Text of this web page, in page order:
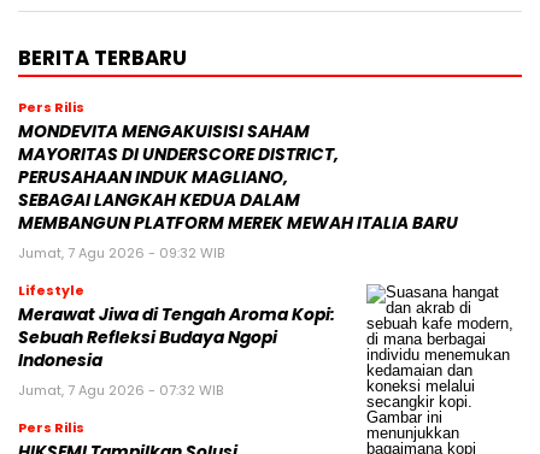
BERITA TERBARU
Pers Rilis
MONDEVITA MENGAKUISISI SAHAM
MAYORITAS DI UNDERSCORE DISTRICT,
PERUSAHAAN INDUK MAGLIANO,
SEBAGAI LANGKAH KEDUA DALAM
MEMBANGUN PLATFORM MEREK MEWAH ITALIA BARU
Jumat, 7 Agu 2026 - 09:32 WIB
Lifestyle
Merawat Jiwa di Tengah Aroma Kopi:
Sebuah Refleksi Budaya Ngopi
Indonesia
Jumat, 7 Agu 2026 - 07:32 WIB
Pers Rilis